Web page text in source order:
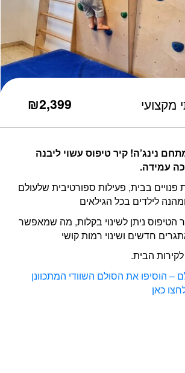
מקצועי ₪2,399
נינג’ה! קיר טיפוס עשוי ליבנה
עמידה.
פנויים בבית, פעילות ספורטיבית שלעולם
לילדים בכל הגילאים
הטיפוס ניתן לשינוי בקלות, מה שמאפשר
חדשים ושינוי רמות קושי
הבית.
– הוסיפו את הסולם השוודי המתכוונן
כאן
מקצועי